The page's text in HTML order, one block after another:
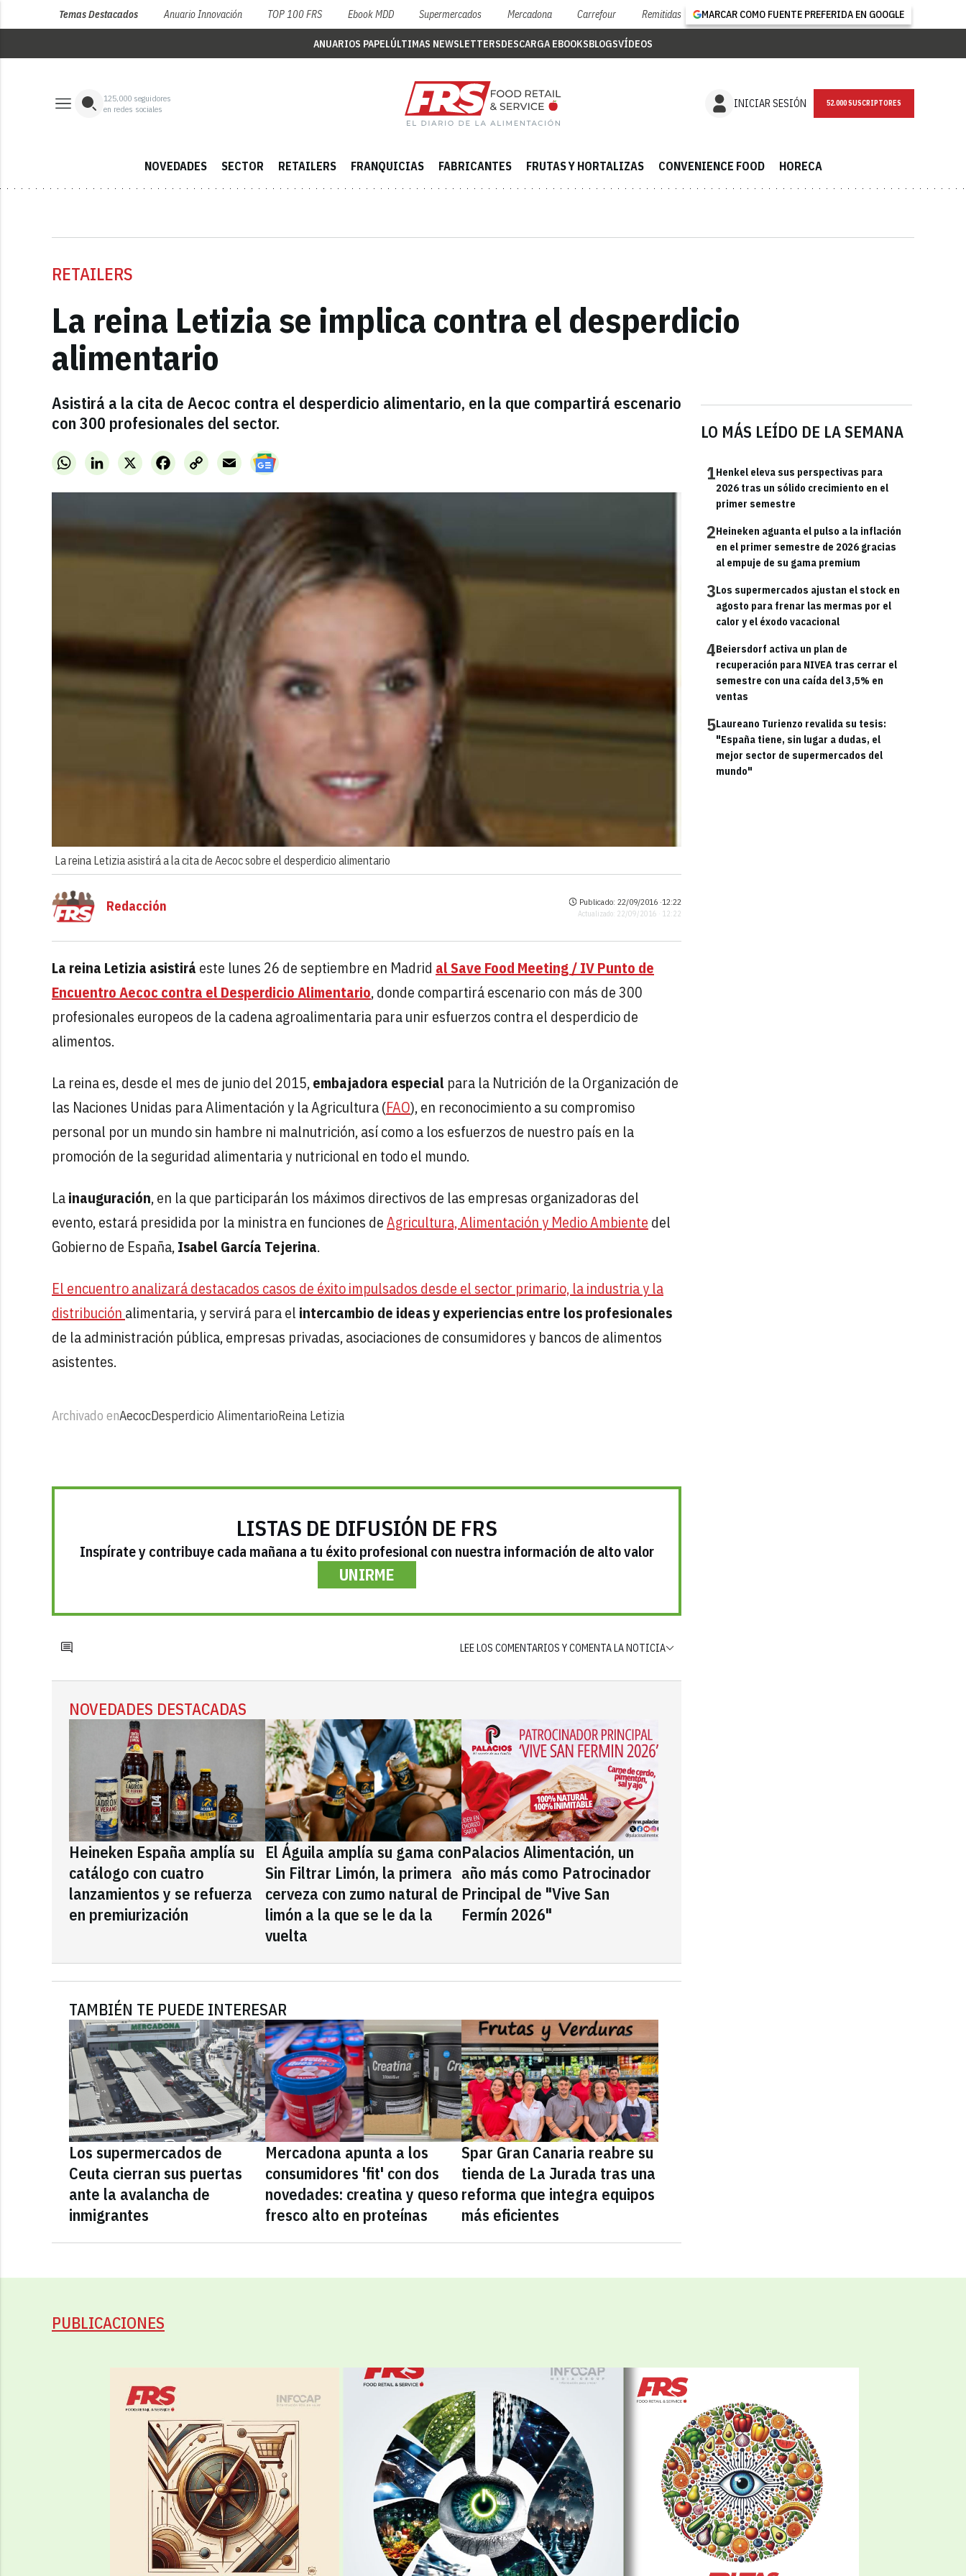
Temas Destacados Anuario Innovación TOP 100 FRS Ebook MDD Supermercados Mercadona Carrefour Remitidas MARCAR COMO FUENTE PREFERIDA EN GOOGLE
ANUARIOS PAPELÚLTIMAS NEWSLETTERSDESCARGA EBOOKSBLOGSVÍDEOS
125,000 seguidores
en redes sociales
INICIAR SESIÓN NEWSLETTER
NOVEDADES SECTOR RETAILERS FRANQUICIAS FABRICANTES FRUTAS Y HORTALIZAS CONVENIENCE FOOD HORECA
RETAILERS
La reina Letizia se implica contra el desperdicio
alimentario
Asistirá a la cita de Aecoc contra el desperdicio alimentario, en la que compartirá escenario
con 300 profesionales del sector.
WhatsAppLinkedInX FacebookCopy
Link
Email
La reina Letizia asistirá a la cita de Aecoc sobre el desperdicio alimentario
LO MÁS LEÍDO DE LA SEMANA
1Henkel eleva sus perspectivas para
2026 tras un sólido crecimiento en el
primer semestre
2Heineken aguanta el pulso a la inflación
en el primer semestre de 2026 gracias
al empuje de su gama premium
3Los supermercados ajustan el stock en
agosto para frenar las mermas por el
calor y el éxodo vacacional
4Beiersdorf activa un plan de
recuperación para NIVEA tras cerrar el
semestre con una caída del 3,5% en
ventas
5Laureano Turienzo revalida su tesis:
"España tiene, sin lugar a dudas, el
mejor sector de supermercados del
mundo"
Redacción Publicado: 22/09/2016 ·12:22
Actualizado: 22/09/2016 · 12:22
La reina Letizia asistirá este lunes 26 de septiembre en Madrid al Save Food Meeting / IV Punto de
Encuentro Aecoc contra el Desperdicio Alimentario, donde compartirá escenario con más de 300
profesionales europeos de la cadena agroalimentaria para unir esfuerzos contra el desperdicio de
alimentos.
La reina es, desde el mes de junio del 2015,embajadora especial para la Nutrición de la Organización de
las Naciones Unidas para Alimentación y la Agricultura (FAO), en reconocimiento a su compromiso
personal por un mundo sin hambre ni malnutrición, así como a los esfuerzos de nuestro país en la
promoción de la seguridad alimentaria y nutricional en todo el mundo.
Lainauguración, en la que participarán los máximos directivos de las empresas organizadoras del
evento, estará presidida por la ministra en funciones deAgricultura, Alimentación y Medio Ambiente del
Gobierno de España,Isabel García Tejerina.
El encuentro analizará destacados casos de éxito impulsados desde el sector primario, la industria y la
distribución alimentaria, y servirá para el intercambio de ideas y experiencias entre los profesionales
de la administración pública, empresas privadas, asociaciones de consumidores y bancos de alimentos
asistentes.
Archivado enAecocDesperdicio AlimentarioReina Letizia
LISTAS DE DIFUSIÓN DE FRS
Inspírate y contribuye cada mañana a tu éxito profesional con nuestra información de alto valor
UNIRME
LEE LOS COMENTARIOS Y COMENTA LA NOTICIA
NOVEDADES DESTACADAS
Heineken España amplía su
catálogo con cuatro
lanzamientos y se refuerza
en premiurización
El Águila amplía su gama con
Sin Filtrar Limón, la primera
cerveza con zumo natural de
limón a la que se le da la
vuelta
Palacios Alimentación, un
año más como Patrocinador
Principal de "Vive San
Fermín 2026"
TAMBIÉN TE PUEDE INTERESAR
Los supermercados de
Ceuta cierran sus puertas
ante la avalancha de
inmigrantes
Mercadona apunta a los
consumidores 'fit' con dos
novedades: creatina y queso
fresco alto en proteínas
Spar Gran Canaria reabre su
tienda de La Jurada tras una
reforma que integra equipos
más eficientes
PUBLICACIONES